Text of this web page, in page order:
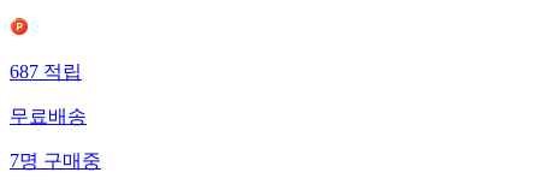
687적립
무료배송
7명구매중